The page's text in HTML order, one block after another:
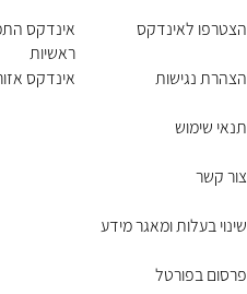
הצטרפו לאינדקס
הצהרת נגישות
תנאי שימוש
צור קשר
שינוי בעלות ומאגר מידע
פרסום בפורטל
אינדקס
ראשיות
אינדקס